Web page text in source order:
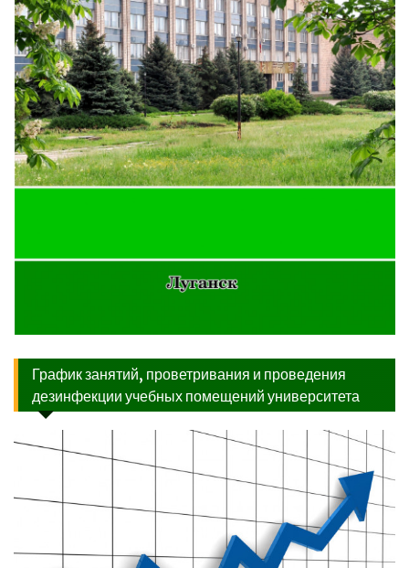
График занятий, проветривания и проведения
дезинфекции учебных помещений университета